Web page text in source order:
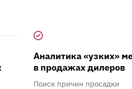
Аналитика «узких»
в продажах дилеров
Поиск причин просадки